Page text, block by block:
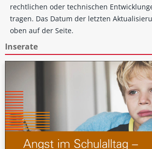
rechtlichen oder technischen
tragen. Das Datum der letzten
oben auf der Seite.
Inserate